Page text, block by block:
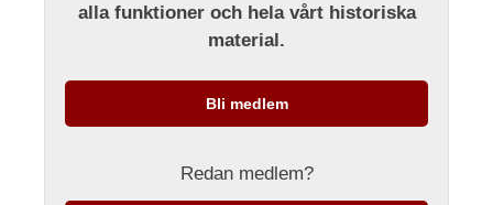
alla funktioner och hela vårt historiska
material.
Bli medlem
Redan medlem?